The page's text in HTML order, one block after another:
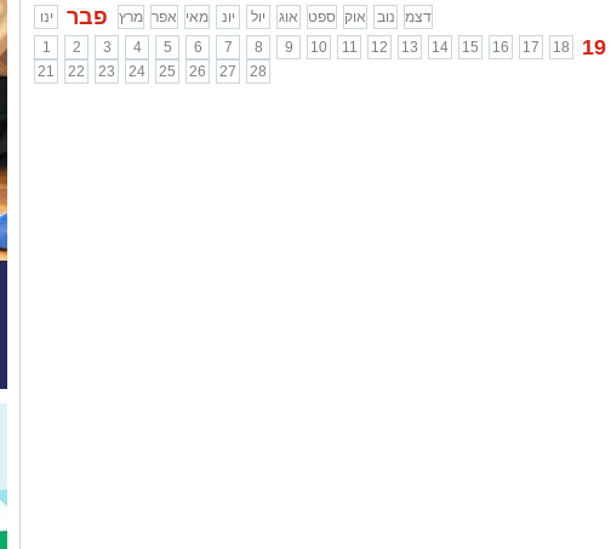
ינו
פבר מרץ אפר מאי יונ יול אוג ספט אוק נוב
דצמ
1
2 3 4 5 6 7 8 9 10 11 12 13 14 15 16 17 18 19
21
22 23 24 25 26 27 28